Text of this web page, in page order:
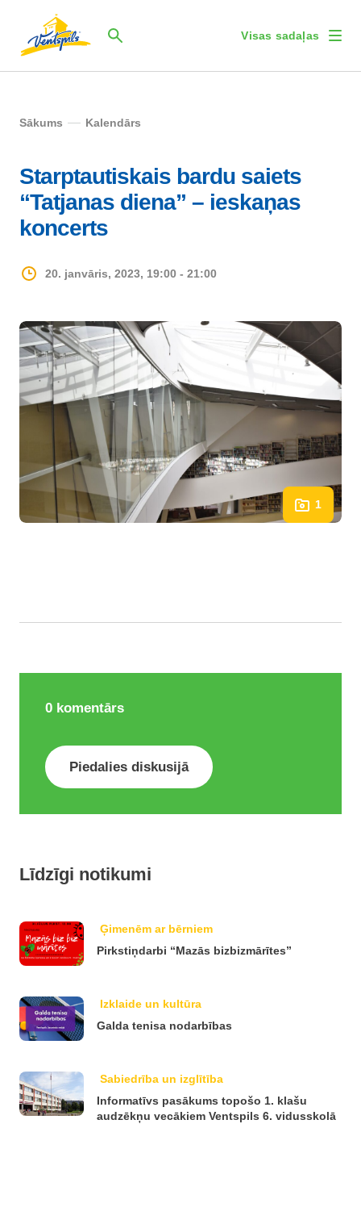
Visas sadaļas
Sākums Kalendārs
Starptautiskais bardu saiets
“Tatjanas diena” – ieskaņas
koncerts
20. janvāris, 2023, 19:00 - 21:00
1
0 komentārs
Piedalies diskusijā
Līdzīgi notikumi
Ģimenēm ar bērniem
Pirkstiņdarbi “Mazās bizbizmārītes”
Izklaide un kultūra
Galda tenisa nodarbības
Sabiedrība un izglītība
Informatīvs pasākums topošo 1. klašu
audzēkņu vecākiem Ventspils 6. vidusskolā